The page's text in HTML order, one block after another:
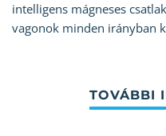
intelligens mágneses
vagonok minden irányban